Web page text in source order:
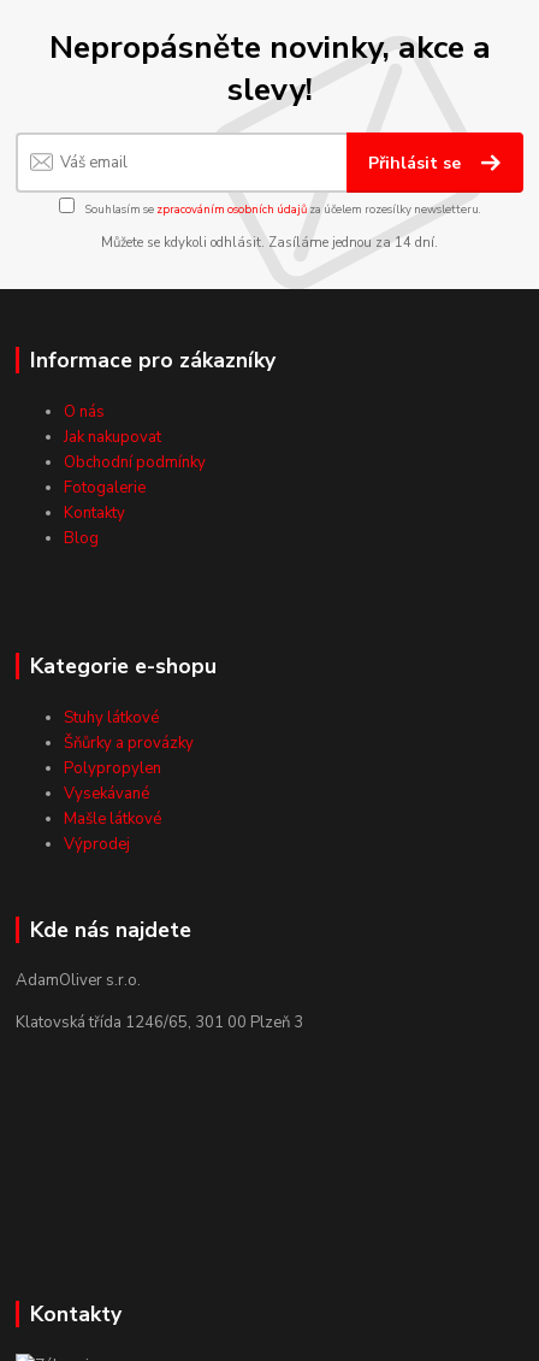
Nepropásněte novinky, akce a
slevy!
Přihlásit se
Souhlasím se zpracováním osobních údajůza účelem rozesílky newsletteru.
Můžete se kdykoli odhlásit. Zasíláme jednou za 14 dní.
Informace pro zákazníky
O nás
Jak nakupovat
Obchodní podmínky
Fotogalerie
Kontakty
Blog
Kategorie e-shopu
Stuhy látkové
Šňůrky a provázky
Polypropylen
Vysekávané
Mašle látkové
Výprodej
Kde nás najdete
AdamOliver s.r.o.
Klatovská třída 1246/65, 301 00 Plzeň 3
Kontakty